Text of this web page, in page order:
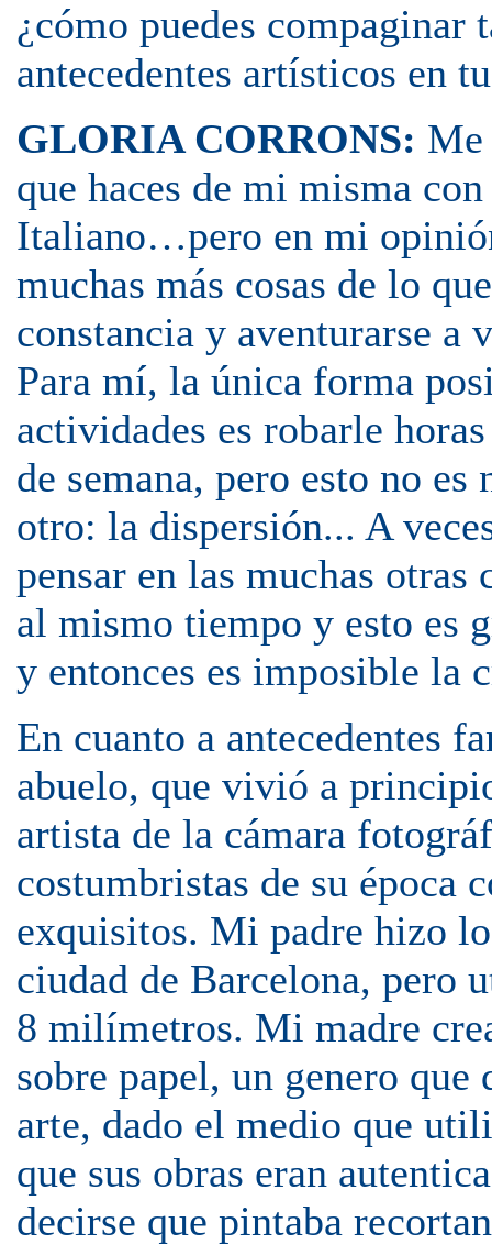
¿cómo puedes compaginar
antecedentes artísticos en
GLORIA CORRONS: Me
que haces de mi misma
Italiano…pero en mi
muchas más cosas de lo
constancia y aventurarse a
Para mí, la única forma
actividades es robarle
de semana, pero esto no
otro: la dispersión... A
pensar en las muchas otras
al mismo tiempo y esto es
y entonces es imposible la
En cuanto a antecedentes
abuelo, que vivió a
artista de la cámara
costumbristas de su época
exquisitos. Mi padre hizo
ciudad de Barcelona, pero
8 milímetros. Mi madre
sobre papel, un genero que
arte, dado el medio que
que sus obras eran
decirse que pintaba